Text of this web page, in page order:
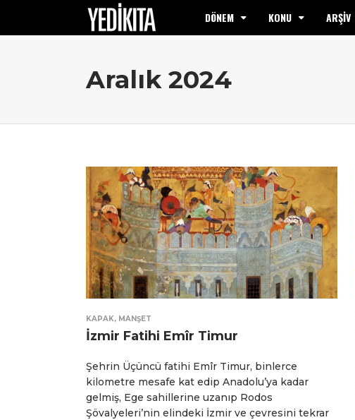
DÖNEM KONU ARŞİV
Aralık 2024
KAPAK, MANŞET
İzmir Fatihi Emîr Timur
Şehrin Üçüncü fatihi Emîr Timur, binlerce
kilometre mesafe kat edip Anadolu’ya kadar
gelmiş, Ege sahillerine uzanıp Rodos
Şövalyeleri’nin elindeki İzmir ve çevresini tekrar